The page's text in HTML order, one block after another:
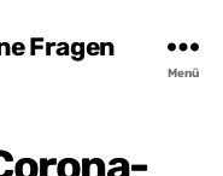
Fragen
Menü